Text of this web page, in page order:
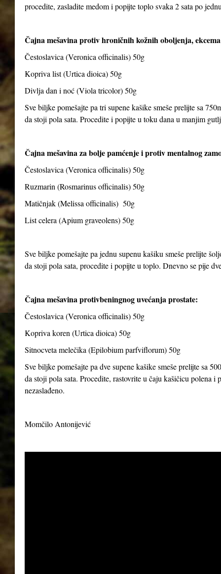
procedite, zasladite medom i popijte toplo svaka 2 sata po
Čajna mešavina protiv hroničnih kožnih oboljenja,
Čestoslavica (Veronica officinalis) 50g
Kopriva list (Urtica dioica) 50g
Divlja dan i noć (Viola tricolor) 50g
Sve biljke pomešajte pa tri supene kašike smeše prelijte sa
da stoji pola sata. Procedite i popijte u toku dana u manjim
Čajna mešavina za bolje pamćenje i protiv mentalnog
Čestoslavica (Veronica officinalis) 50g
Ruzmarin (Rosmarinus officinalis) 50g
Matičnjak (Melissa officinalis) 50g
List celera (Apium graveolens) 50g
Sve biljke pomešajte pa jednu supenu kašiku smeše prelijte
da stoji pola sata, procedite i popijte u toplo. Dnevno se pije
Čajna mešavina protivbeningnog uvećanja prostate:
Čestoslavica (Veronica officinalis) 50g
Kopriva koren (Urtica dioica) 50g
Sitnocveta melečika (Epilobium parfviflorum) 50g
Sve biljke pomešajte pa dve supene kašike smeše prelijte sa
da stoji pola sata. Procedite, rastovrite u čaju kašičicu polena
nezaslađeno.
Momčilo Antonijević